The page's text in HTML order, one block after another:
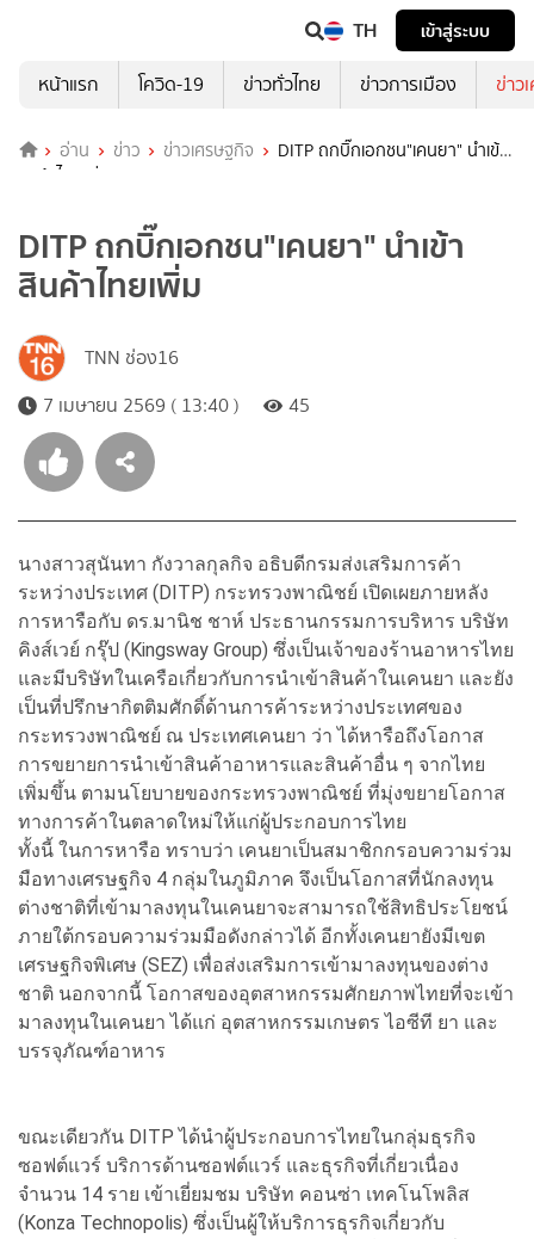
TH
เข้าสู่ระบบ
หน้าแรก
โควิด-19 ข่าวทั่วไทย ข่าวการเมือง ข่าว
อ่าน ข่าว ข่าวเศรษฐกิจ
DITP ถกบิ๊กเอกชน"เคนยา" นำเข้า
สินค้าไทยเพิ่ม
DITP ถกบิ๊กเอกชน"เคนยา" นำเข้า
สินค้าไทยเพิ่ม
TNN ช่อง16
7 เมษายน 2569 ( 13:40 )
45
นางสาวสุนันทา กังวาลกุลกิจ อธิบดีกรมส่งเสริมการค้า
ระหว่างประเทศ (DITP) กระทรวงพาณิชย์ เปิดเผยภายหลัง
การหารือกับ ดร.มานิช ชาห์ ประธานกรรมการบริหาร บริษัท
คิงส์เวย์ กรุ๊ป (Kingsway Group) ซึ่งเป็นเจ้าของร้านอาหารไทย
และมีบริษัทในเครือเกี่ยวกับการนำเข้าสินค้าในเคนยา และยัง
เป็นที่ปรึกษากิตติมศักดิ์ด้านการค้าระหว่างประเทศของ
กระทรวงพาณิชย์ ณ ประเทศเคนยา ว่า ได้หารือถึงโอกาส
การขยายการนำเข้าสินค้าอาหารและสินค้าอื่น ๆ จากไทย
เพิ่มขึ้น ตามนโยบายของกระทรวงพาณิชย์ ที่มุ่งขยายโอกาส
ทางการค้าในตลาดใหม่ให้แก่ผู้ประกอบการไทย
ทั้งนี้ ในการหารือ ทราบว่า เคนยาเป็นสมาชิกกรอบความร่วม
มือทางเศรษฐกิจ 4 กลุ่มในภูมิภาค จึงเป็นโอกาสที่นักลงทุน
ต่างชาติที่เข้ามาลงทุนในเคนยาจะสามารถใช้สิทธิประโยชน์
ภายใต้กรอบความร่วมมือดังกล่าวได้ อีกทั้งเคนยายังมีเขต
เศรษฐกิจพิเศษ (SEZ) เพื่อส่งเสริมการเข้ามาลงทุนของต่าง
ชาติ นอกจากนี้ โอกาสของอุตสาหกรรมศักยภาพไทยที่จะเข้า
มาลงทุนในเคนยา ได้แก่ อุตสาหกรรมเกษตร ไอซีที ยา และ
บรรจุภัณฑ์อาหาร
ขณะเดียวกัน DITP ได้นำผู้ประกอบการไทยในกลุ่มธุรกิจ
ซอฟต์แวร์ บริการด้านซอฟต์แวร์ และธุรกิจที่เกี่ยวเนื่อง
จำนวน 14 ราย เข้าเยี่ยมชม บริษัท คอนซ่า เทคโนโพลิส
(Konza Technopolis) ซึ่งเป็นผู้ให้บริการธุรกิจเกี่ยวกับ